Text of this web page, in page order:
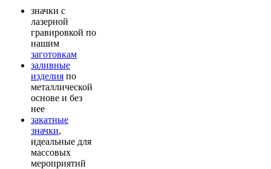
значки с
лазерной
гравировкой по
нашим
заготовкам
заливные
изделия по
металлической
основе и без
нее
закатные
значки,
идеальные для
массовых
мероприятий